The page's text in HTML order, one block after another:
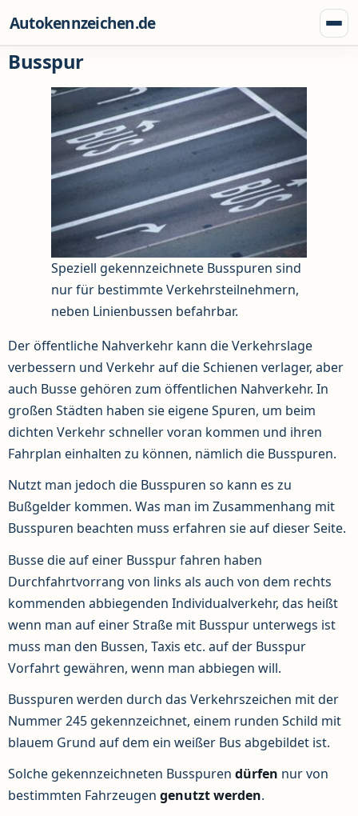
Autokennzeichen.de
Busspur
Speziell gekennzeichnete Busspuren sind
nur für bestimmte Verkehrsteilnehmern,
neben Linienbussen befahrbar.
Der öffentliche Nahverkehr kann die Verkehrslage
verbessern und Verkehr auf die Schienen verlager, aber
auch Busse gehören zum öffentlichen Nahverkehr. In
großen Städten haben sie eigene Spuren, um beim
dichten Verkehr schneller voran kommen und ihren
Fahrplan einhalten zu können, nämlich die Busspuren.
Nutzt man jedoch die Busspuren so kann es zu
Bußgelder kommen. Was man im Zusammenhang mit
Busspuren beachten muss erfahren sie auf dieser Seite.
Busse die auf einer Busspur fahren haben
Durchfahrtvorrang von links als auch von dem rechts
kommenden abbiegenden Individualverkehr, das heißt
wenn man auf einer Straße mit Busspur unterwegs ist
muss man den Bussen, Taxis etc. auf der Busspur
Vorfahrt gewähren, wenn man abbiegen will.
Busspuren werden durch das Verkehrszeichen mit der
Nummer 245 gekennzeichnet, einem runden Schild mit
blauem Grund auf dem ein weißer Bus abgebildet ist.
Solche gekennzeichneten Busspuren dürfen nur von
bestimmten Fahrzeugen genutztwerden.